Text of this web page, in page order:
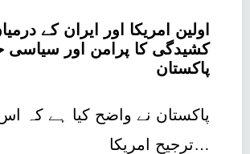
اولین امریکا اور ایران کے
کشیدگی کا پرامن اور
پاکستان
پاکستان نے واضح کیا ہے کہ
ترجیح امریکا…